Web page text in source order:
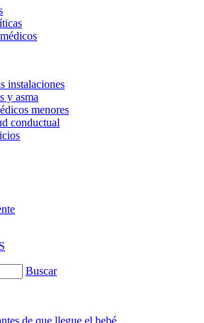
instalaciones
y asma
menores
conductual
Buscar
de que llegue el bebé.